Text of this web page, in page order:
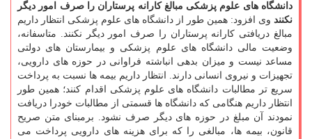
دانشگاه های علوم پزشکی مبالغ کارانه پرستاران را صرف امور دیگر
نکنند وی افزود: همین طور از دانشگاه های علوم پزشکی انتظار داریم
مبالغ دریافتی کارانه پرستاران را صرف امور دیگر نکنند. متاسفانه،
وضعیت مالی دانشگاه های علوم پزشکی و بیمارستان های دولتی
مساعد نیست و میزان بدهی انباشته فراوانی در حوزه های دارویی،
تجهیزات و نیروی انسانی دارند. انتظار داریم بیمه ها نسبت به پرداخت
سریع تر مطالبات دانشگاه های علوم پزشکی اقدام کنند؛ همین طور
انتظار داریم هنگامی که دانشگاه ها قسمتی از مطالبات خودرا دریافت
نمودند آن مبلغ در حوزه های دیگر صرف نشود. برمبنای متن صریح
قانون، بیمه ها، مبالغی را که برای هزینه های دارویی پرداخت می